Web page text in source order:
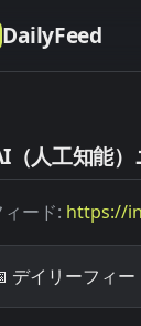
DailyFeed
（人工知能
ード: https://
デイリーフィ